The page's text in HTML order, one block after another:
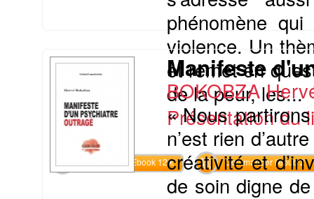
phénomène
violence. Un
et remet en
de la peur, les...
Présentation du
Commander l'Ebook 12 € Commander l'epub 2
Manifeste
BOKOBZA
« Nous
n’est rien
créativité et
de soin digne